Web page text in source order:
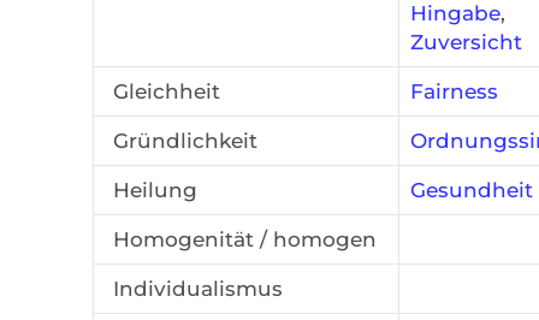
Hingabe,
Zuversicht
Gleichheit Fairness
Gründlichkeit
Heilung Gesundheit
Homogenität / homogen
Individualismus